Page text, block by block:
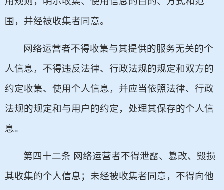
围，并经被收集者同意。
网络运营者不得收集与其提供的服务无关的个
人信息，不得违反法律、行政法规的规定和双方的
约定收集、使用个人信息，并应当依照法律、行政
法规的规定和与用户的约定，处理其保存的个人信
息。
第四十二条 网络运营者不得泄露、篡改、毁损
其收集的个人信息；未经被收集者同意，不得向他